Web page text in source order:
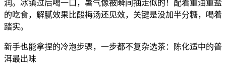
润。冰镇过后喝一口，暑气像被瞬间抽走似的！配着重油重盐
的吃食，解腻效果比酸梅汤还见效，关键是没加半分糖，喝着
踏实。
新手也能拿捏的冷泡步骤，一步都不复杂选茶：陈化适中的普
洱最出味